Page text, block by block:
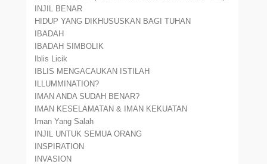
INJIL BENAR
HIDUP YANG DIKHUSUSKAN BAGI TUHAN
IBADAH
IBADAH SIMBOLIK
Iblis Licik
IBLIS MENGACAUKAN ISTILAH
ILLUMMINATION?
IMAN ANDA SUDAH BENAR?
IMAN KESELAMATAN & IMAN KEKUATAN
Iman Yang Salah
INJIL UNTUK SEMUA ORANG
INSPIRATION
INVASION